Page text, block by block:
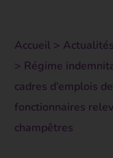
Accueil > Actualités
> Régime
cadres d’emplois
fonctionnaires
champêtres